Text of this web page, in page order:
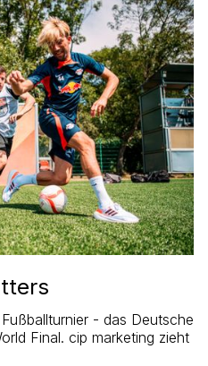
- das Deutsche
Final. cip marketing zieht